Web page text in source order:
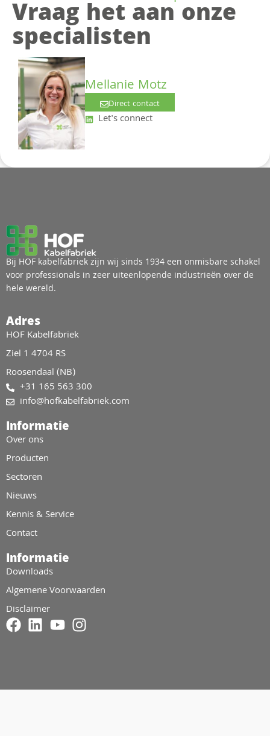
Vraag het aan onze
specialisten
Mellanie Motz
Direct contact
Let's connect
Bij HOF kabelfabriek zijn wij sinds 1934 een onmisbare schakel
voor professionals in zeer uiteenlopende industrieën over de
hele wereld.
Informatie
Downloads
Algemene Voorwaarden
Disclaimer
Adres
HOF Kabelfabriek
Ziel 1 4704 RS
Roosendaal (NB)
+31 165 563 300
info@hofkabelfabriek.com
Informatie
Over ons
Producten
Sectoren
Nieuws
Kennis & Service
Contact